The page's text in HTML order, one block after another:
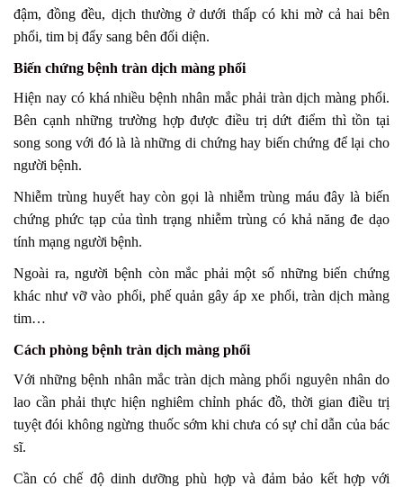
đậm, đồng đều, dịch thường ở dưới thấp có khi mờ cả hai bên
phổi, tim bị đẩy sang bên đối diện.
Biến chứng bệnh tràn dịch màng phổi
Hiện nay có khá nhiều bệnh nhân mắc phải tràn dịch màng phổi.
Bên cạnh những trường hợp được điều trị dứt điểm thì tồn tại
song song với đó là là những di chứng hay biến chứng để lại cho
người bệnh.
Nhiễm trùng huyết hay còn gọi là nhiễm trùng máu đây là biến
chứng phức tạp của tình trạng nhiễm trùng có khả năng đe dạo
tính mạng người bệnh.
Ngoài ra, người bệnh còn mắc phải một số những biến chứng
khác như vỡ vào phổi, phế quản gây áp xe phổi, tràn dịch màng
tim…
Cách phòng bệnh tràn dịch màng phổi
Với những bệnh nhân mắc tràn dịch màng phổi nguyên nhân do
lao cần phải thực hiện nghiêm chỉnh phác đồ, thời gian điều trị
tuyệt đói không ngừng thuốc sớm khi chưa có sự chỉ dẫn của bác
sĩ.
Cần có chế độ dinh dưỡng phù hợp và đảm bảo kết hợp với